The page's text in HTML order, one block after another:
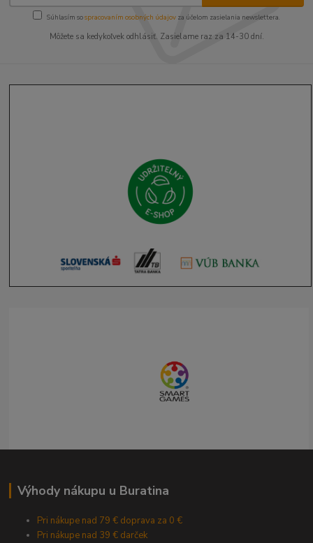
Súhlasím sospracovaním osobných údajov za účelom zasielania newslettera.
Môžete sa kedykoľvek odhlásiť. Zasielame raz za 14-30 dní.
Výhody nákupu u Buratina
Pri nákupe nad 79 € doprava za 0 €
Pri nákupe nad 39 € darček